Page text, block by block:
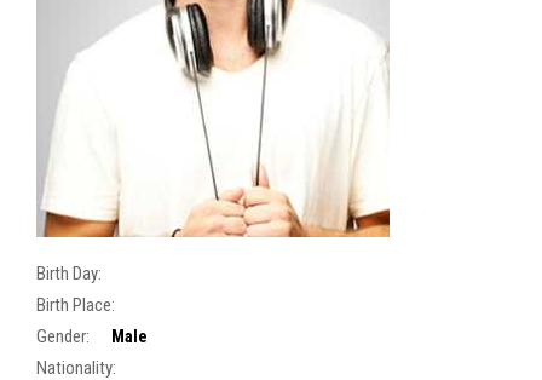
Birth Day:
Birth Place:
Gender:
Male
Nationality: